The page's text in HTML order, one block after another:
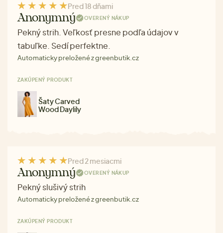
Pred 18 dňami
Anonymný OVERENÝ NÁKUP
Pekný strih. Veľkosť presne podľa údajov v
tabuľke. Sedí perfektne.
Automaticky preložené z greenbutik.cz
ZAKÚPENÝ PRODUKT
Šaty Carved
Wood Daylily
Pred 2 mesiacmi
Anonymný OVERENÝ NÁKUP
Pekný slušivý strih
Automaticky preložené z greenbutik.cz
ZAKÚPENÝ PRODUKT